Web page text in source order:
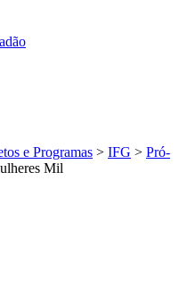
e Programas > IFG > Pró-
Mil